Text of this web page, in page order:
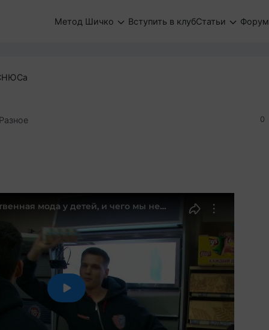
Метод Шичко Вступить в клубСтатьи Форум
0
Разное